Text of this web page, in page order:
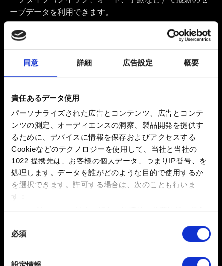
同意 詳細 広告設定 概要
責任あるデータ使用
パーソナライズされた広告とコンテンツ、広告とコンテ
ンツの測定、オーディエンスの洞察、製品開発を提供す
るために、デバイスに情報を保存およびアクセスする
Cookieなどのテクノロジーを使用して、当社と当社の
1022 提携先は、お客様の個人データ、つまりIP番号、を
処理します。データを誰がどのような目的で使用するか
を選択できます。 許可する場合は、次のことも行いま
す：
数メートル以内の誤差の地理的な位置情報を収集
特定の特性（フィンガープリント）を積極的にス
詳細セクション
で個人データの処理方法と設定を行って
必須
設定情報
ーブデータを利用できます。
『サイバーパンク2077』が最新パッチにアップデート
されていることを確認してください。パッチのバージョ
ンは、ゲームのメインメニューで表示されます。
「ロード」メニューを開き、画面左下に表示されてい
す。
画面の指示に従って、ゲームをCD PROJEKT REDア
カウントに接続します。
接続すると、デフォルトでクロスプログレッションが
有効になります。「設定」 → 「ゲームプレイ」 → 「 ク
ロスセーブを有効化 」でオン/オフを切り替えることもで
きます。
ラウドアイコンが表示されます。
ーパンク2077』を起動し、「
」を選択しま